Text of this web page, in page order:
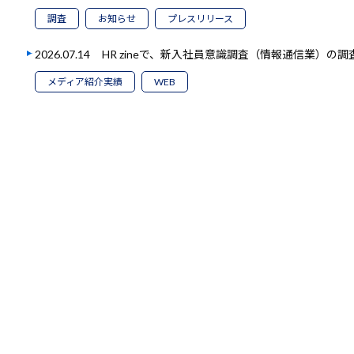
調査 お知らせ プレスリリース
2026.07.14 HR zineで、新入社員意識調査（情報通信業）の
メディア紹介実績 WEB